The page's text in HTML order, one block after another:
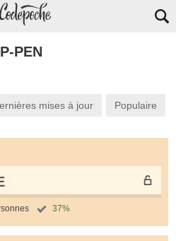
PEN
mises à jour Populaire
37%